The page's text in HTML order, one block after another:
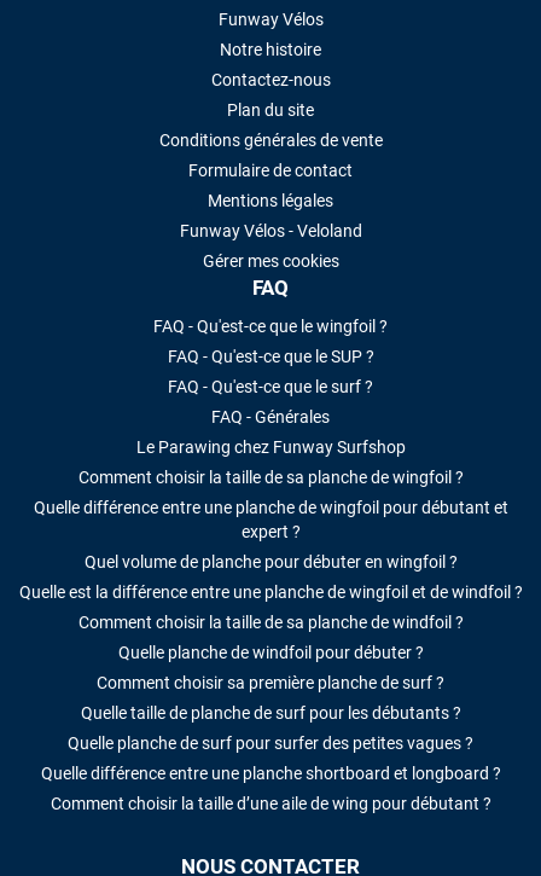
Funway Vélos
Notre histoire
Contactez-nous
Plan du site
Conditions générales de vente
Formulaire de contact
Mentions légales
Funway Vélos - Veloland
Gérer mes cookies
FAQ
FAQ - Qu'est-ce que le wingfoil ?
FAQ - Qu'est-ce que le SUP ?
FAQ - Qu'est-ce que le surf ?
FAQ - Générales
Le Parawing chez Funway Surfshop
Comment choisir la taille de sa planche de wingfoil ?
Quelle différence entre une planche de wingfoil pour débutant et
expert ?
Quel volume de planche pour débuter en wingfoil ?
Quelle est la différence entre une planche de wingfoil et de windfoil ?
Comment choisir la taille de sa planche de windfoil ?
Quelle planche de windfoil pour débuter ?
Comment choisir sa première planche de surf ?
Quelle taille de planche de surf pour les débutants ?
Quelle planche de surf pour surfer des petites vagues ?
Quelle différence entre une planche shortboard et longboard ?
Comment choisir la taille d’une aile de wing pour débutant ?
NOUS CONTACTER